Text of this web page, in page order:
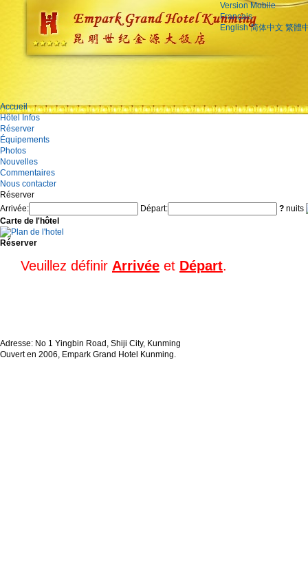
Version Mobile
Français
English 简体中文 繁體
Accueil
Hôtel Infos
Réserver
Équipements
Photos
Nouvelles
Commentaires
Nous contacter
Réserver
Arrivée:
Départ: ? nuits
Carte de l'hôtel
Réserver
Veuillez définir Arrivée et Départ.
Adresse: No 1 Yingbin Road, Shiji City, Kunming
Ouvert en 2006, Empark Grand Hotel Kunming.